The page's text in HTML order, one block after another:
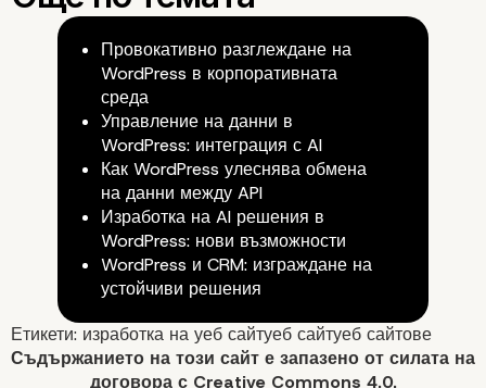
Провокативно разглеждане на
WordPress в корпоративната
среда
Управление на данни в
WordPress: интеграция с AI
Как WordPress улеснява обмена
на данни между API
Изработка на AI решения в
WordPress: нови възможности
WordPress и CRM: изграждане на
устойчиви решения
Етикети: изработка на уеб сайтуеб сайтуеб сайтове
Съдържанието на този сайт е запазено от силата на
договора с Creative Commons 4.0.